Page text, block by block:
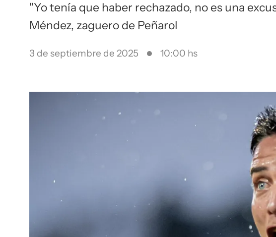
"Yo tenía que haber rechazado, no es una
Méndez, zaguero de Peñarol
3 de septiembre de 2025 10:00 hs